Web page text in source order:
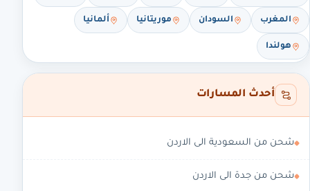
المغرب السودان موريتانيا ألمانيا
هولندا
أحدث المسارات
شحن من السعودية الى الاردن
شحن من جدة الى الاردن